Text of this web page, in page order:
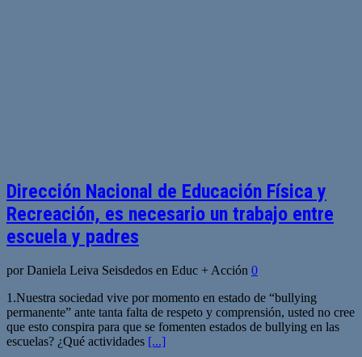
Dirección Nacional de Educación Física y
Recreación, es necesario un trabajo entre
escuela y padres
por Daniela Leiva Seisdedos en Educ + Acción 0
1.Nuestra sociedad vive por momento en estado de “bullying
permanente” ante tanta falta de respeto y comprensión, usted no cree
que esto conspira para que se fomenten estados de bullying en las
escuelas? ¿Qué actividades [...]